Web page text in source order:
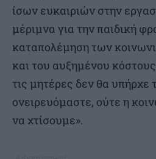
ίσων ευκαιριών στην
μέριμνα για την παιδική
καταπολέμηση των
και του αυξημένου
τις μητέρες δεν θα υπήρχε
ονειρευόμαστε, ούτε η
να χτίσουμε».